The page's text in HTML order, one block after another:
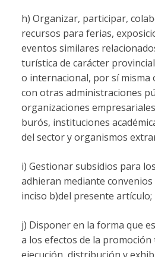
h) Organizar, participar,
recursos para ferias,
eventos similares
turística de carácter
o internacional, por sí misma
con otras administraciones
organizaciones
burós, instituciones
del sector y organismos
i) Gestionar subsidios para
adhieran mediante
inciso b)del presente artículo;
j) Disponer en la forma que
a los efectos de la promoción